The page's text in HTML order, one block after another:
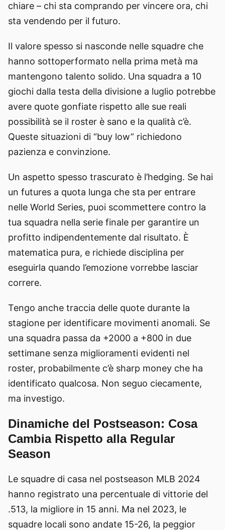
chiare – chi sta comprando per vincere ora, chi
sta vendendo per il futuro.
Il valore spesso si nasconde nelle squadre che
hanno sottoperformato nella prima metà ma
mantengono talento solido. Una squadra a 10
giochi dalla testa della divisione a luglio potrebbe
avere quote gonfiate rispetto alle sue reali
possibilità se il roster è sano e la qualità c’è.
Queste situazioni di “buy low” richiedono
pazienza e convinzione.
Un aspetto spesso trascurato è l’hedging. Se hai
un futures a quota lunga che sta per entrare
nelle World Series, puoi scommettere contro la
tua squadra nella serie finale per garantire un
profitto indipendentemente dal risultato. È
matematica pura, e richiede disciplina per
eseguirla quando l’emozione vorrebbe lasciar
correre.
Tengo anche traccia delle quote durante la
stagione per identificare movimenti anomali. Se
una squadra passa da +2000 a +800 in due
settimane senza miglioramenti evidenti nel
roster, probabilmente c’è sharp money che ha
identificato qualcosa. Non seguo ciecamente,
ma investigo.
Dinamiche del Postseason: Cosa
Cambia Rispetto alla Regular
Season
Le squadre di casa nel postseason MLB 2024
hanno registrato una percentuale di vittorie del
.513, la migliore in 15 anni. Ma nel 2023, le
squadre locali sono andate 15-26, la peggior